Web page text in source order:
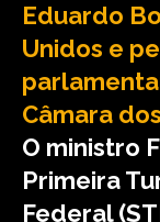
Eduardo
Unidos e
Câmara
O ministro
Primeira
Federal